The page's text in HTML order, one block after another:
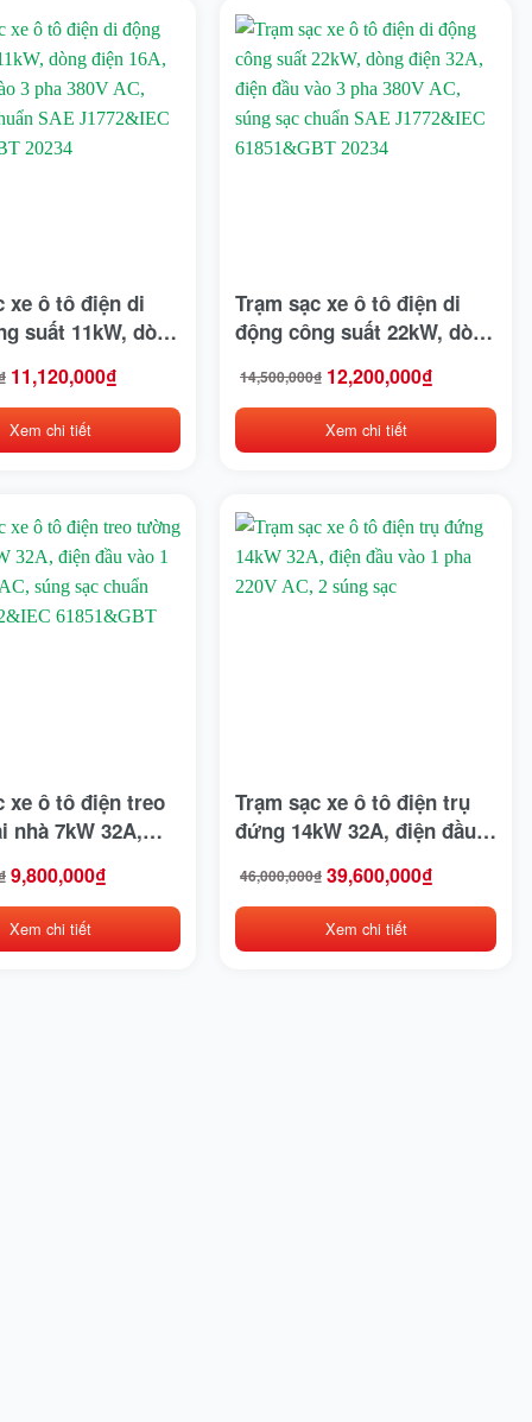
xe ô tô điện di
suất 11kW, dòng
AC, súng sạc
J1772&IEC
20234
11,120,000₫
Xem chi tiết
Trạm sạc xe ô tô điện di
động công suất 22kW, dòng
pha 380V AC, súng sạc
chuẩn SAE J1772&IEC
61851&GBT 20234
14,500,000₫
Giá
là:
14,500,000₫.
12,200,000₫
Giá
tại
12,200,000₫.
Xem chi tiết
xe ô tô điện treo
nhà 7kW 32A,
sạc chuẩn SAE
61851&GBT
9,800,000₫
Xem chi tiết
Trạm sạc xe ô tô điện trụ
đứng 14kW 32A, điện đầu
sạc
46,000,000₫
Giá
là:
46,000,000₫.
39,600,000₫
Giá
tại
39,600,000₫.
Xem chi tiết